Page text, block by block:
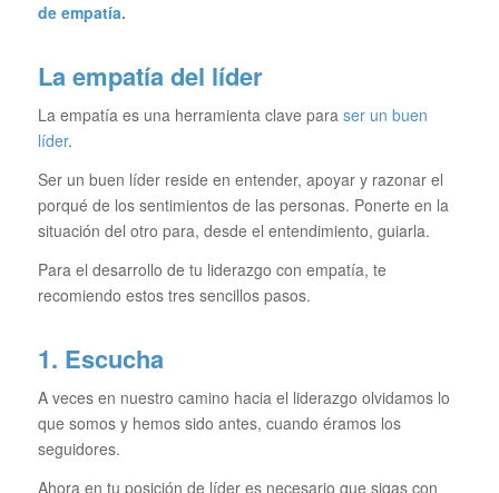
de empatía.
La empatía del líder
La empatía es una herramienta clave para ser un buen
líder.
Ser un buen líder reside en entender, apoyar y razonar el
porqué de los sentimientos de las personas. Ponerte en la
situación del otro para, desde el entendimiento, guiarla.
Para el desarrollo de tu liderazgo con empatía, te
recomiendo estos tres sencillos pasos.
1. Escucha
A veces en nuestro camino hacia el liderazgo olvidamos lo
que somos y hemos sido antes, cuando éramos los
seguidores.
Ahora en tu posición de líder es necesario que sigas con